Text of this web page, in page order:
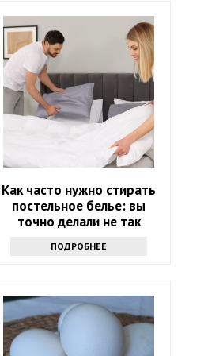
Как часто нужно стирать
постельное белье: вы
точно делали не так
ПОДРОБНЕЕ